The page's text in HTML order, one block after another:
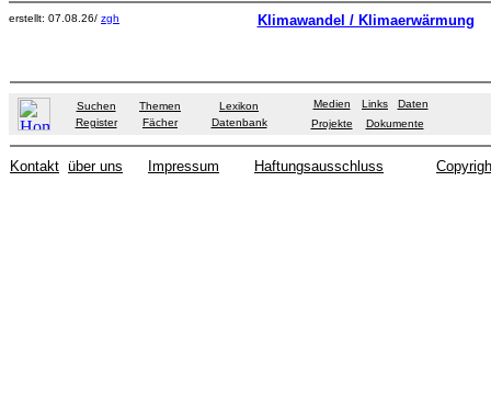
erstellt: 07.08.26/ zgh Klimawandel / Klimaerwärmung
Suchen Themen
Lexikon
Register
Fächer Datenbank
Medien Links
Daten
Projekte
Dokumente
Kontakt über uns Impressum Haftungsausschluss